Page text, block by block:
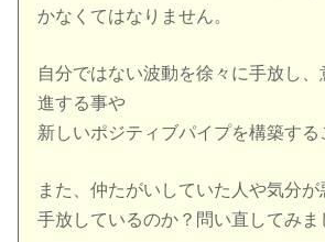
かなくてはなりません。
自分ではない波動を徐々に手放し、
進する事や
新しいポジティブパイプを構築する
また、仲たがいしていた人や気分が
手放しているのか？問い直してみま